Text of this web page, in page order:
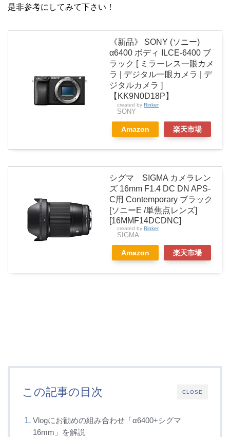
是非参考にしてみて下さい！
《新品》 SONY (ソニー)
α6400 ボディ ILCE-6400 ブ
ラック [ ミラーレス一眼カメ
ラ | デジタル一眼カメラ | デ
ジタルカメラ ]
【KK9N0D18P】
created by Rinker
SONY
Amazon 楽天市場
シグマ SIGMA カメラレン
ズ 16mm F1.4 DC DN APS-
C用 Contemporary ブラック
[ソニーE /単焦点レンズ]
[16MMF14DCDNC]
created by Rinker
SIGMA
Amazon 楽天市場
CLOSE
この記事の目次
Vlogにお勧めの組み合わせ「α6400+シグマ
16mm」を解説